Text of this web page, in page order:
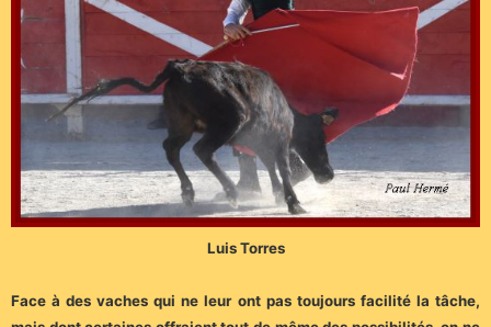
Luis Torres
Face à des vaches qui ne leur ont pas toujours facilité la tâche,